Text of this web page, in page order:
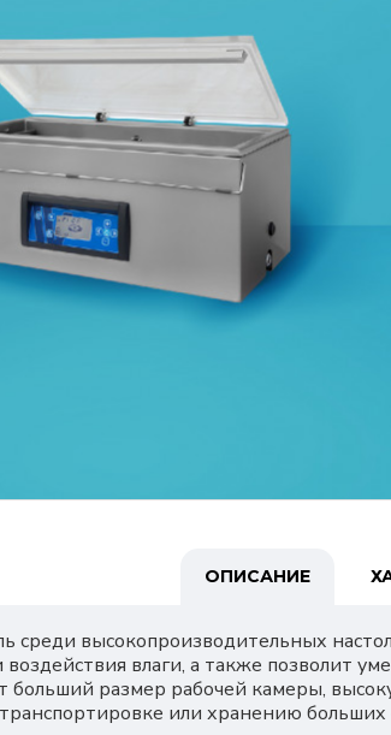
ОПИСАНИЕ
среди высокопроизводительных
влаги, а также позволит
больший размер рабочей камеры,
или хранению